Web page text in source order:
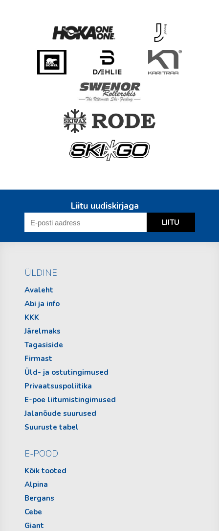
Liitu uudiskirjaga
ÜLDINE
Avaleht
Abi ja info
KKK
Järelmaks
Tagasiside
Firmast
Üld- ja ostutingimused
Privaatsuspoliitika
E-poe liitumistingimused
Jalanõude suurused
Suuruste tabel
E-POOD
Kõik tooted
Alpina
Bergans
Cebe
Giant